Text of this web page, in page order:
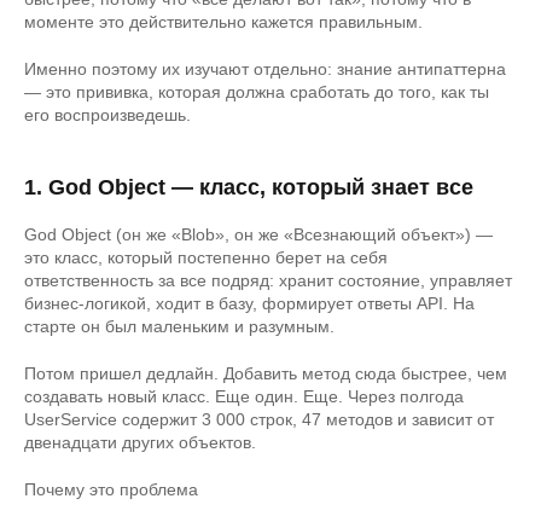
моменте это действительно кажется правильным.
Именно поэтому их изучают отдельно: знание антипаттерна
— это прививка, которая должна сработать до того, как ты
его воспроизведешь.
1. God Object — класс, который знает все
God Object (он же «Blob», он же «Всезнающий объект») —
это класс, который постепенно берет на себя
ответственность за все подряд: хранит состояние, управляет
бизнес-логикой, ходит в базу, формирует ответы API. На
старте он был маленьким и разумным.
Потом пришел дедлайн. Добавить метод сюда быстрее, чем
создавать новый класс. Еще один. Еще. Через полгода
UserService содержит 3 000 строк, 47 методов и зависит от
двенадцати других объектов.
Почему это проблема